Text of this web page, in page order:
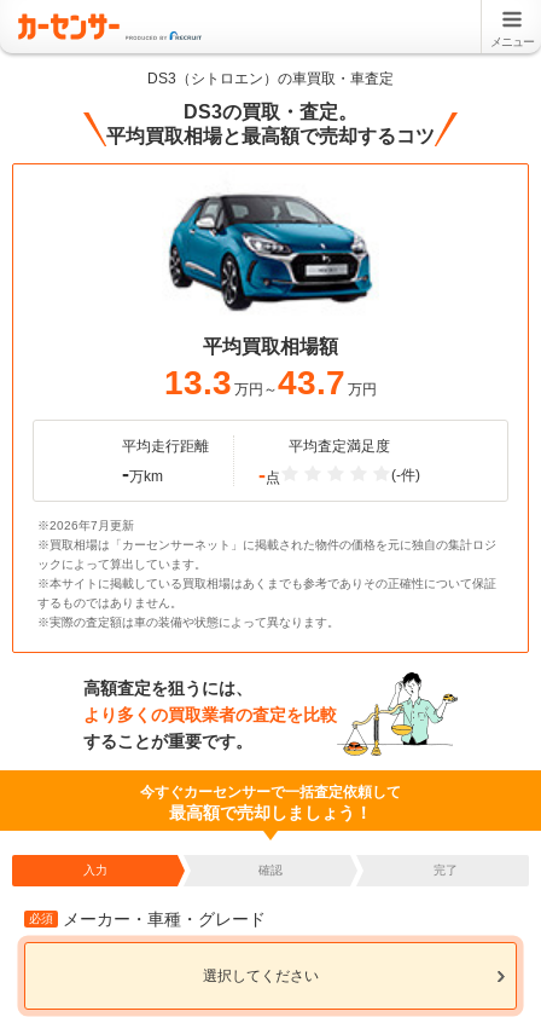
メニュー
DS3（シトロエン）の車買取・車査定
DS3の買取・査定。
平均買取相場と最高額で売却するコツ
平均買取相場額
13.3 万円～43.7 万円
平均走行距離
-万km
平均査定満足度
-点 (-件)
※2026年7月更新
※買取相場は「カーセンサーネット」に掲載された物件の価格を元に独自の集計ロジ
ックによって算出しています。
※本サイトに掲載している買取相場はあくまでも参考でありその正確性について保証
するものではありません。
※実際の査定額は車の装備や状態によって異なります。
高額査定を狙うには、
より多くの買取業者の査定を比較
することが重要です。
今すぐカーセンサーで一括査定依頼して
最高額で売却しましょう！
入力 確認 完了
必須 メーカー・車種・グレード
選択してください